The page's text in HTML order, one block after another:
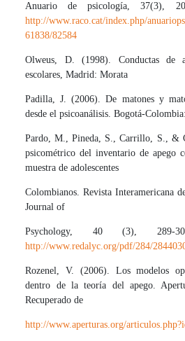
Anuario de psicología, 37(3),
http://www.raco.cat/index.php/
61838/82584
Olweus, D. (1998). Conductas de
escolares, Madrid: Morata
Padilla, J. (2006). De matones y
desde el psicoanálisis. Bogotá-
Pardo, M., Pineda, S., Carrillo, S., &
psicométrico del inventario de apego
muestra de adolescentes
Colombianos. Revista Interamericana
Journal of
Psychology, 40 (3), 289-
http://www.redalyc.org/pdf/284/
Rozenel, V. (2006). Los modelos
dentro de la teoría del apego.
Recuperado de
http://www.aperturas.org/